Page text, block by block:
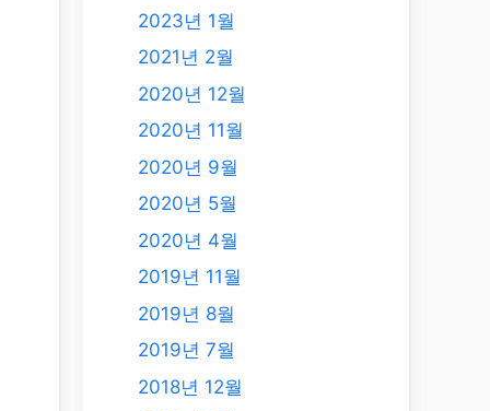
2023년 1월
2021년 2월
2020년 12월
2020년 11월
2020년 9월
2020년 5월
2020년 4월
2019년 11월
2019년 8월
2019년 7월
2018년 12월